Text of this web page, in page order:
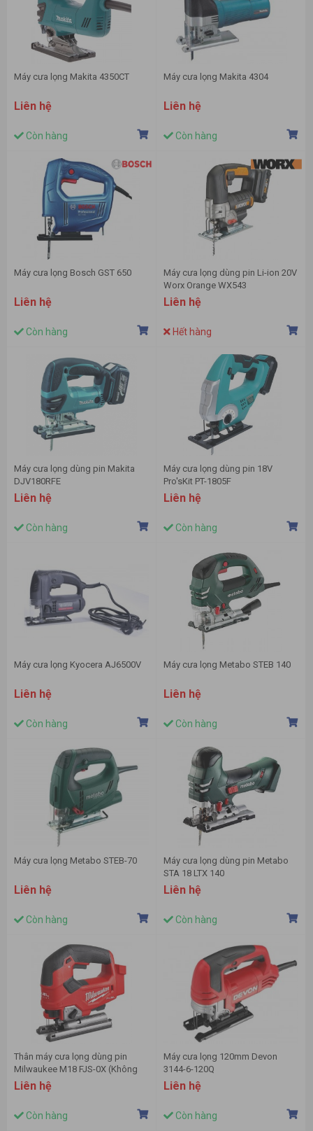
Máy cưa lọng Makita 4350CT
Liên hệ
Còn hàng
Máy cưa lọng Makita 4304
Liên hệ
Còn hàng
Máy cưa lọng Bosch GST 650
Liên hệ
Còn hàng
Máy cưa lọng dùng pin Li-ion 20V
Worx Orange WX543
Liên hệ
Hết hàng
Máy cưa lọng dùng pin Makita
DJV180RFE
Liên hệ
Còn hàng
Máy cưa lọng dùng pin 18V
Pro'sKit PT-1805F
Liên hệ
Còn hàng
Máy cưa lọng Kyocera AJ6500V
Liên hệ
Còn hàng
Máy cưa lọng Metabo STEB 140
Liên hệ
Còn hàng
Máy cưa lọng Metabo STEB-70
Liên hệ
Còn hàng
Máy cưa lọng dùng pin Metabo
STA 18 LTX 140
Liên hệ
Còn hàng
Thân máy cưa lọng dùng pin
Milwaukee M18 FJS-0X (Không
pin và sạc)
Liên hệ
Còn hàng
Máy cưa lọng 120mm Devon
3144-6-120Q
Liên hệ
Còn hàng